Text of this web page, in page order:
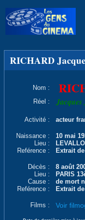
RICHARD
Nom :
Réel :
Activité : acteur
Naissance :
10 mai
Lieu :
Reférence :
Extrait de
Décès :
8 août
Lieu :
PARIS
Cause :
de mort
Reférence :
Extrait de
Films : Voir